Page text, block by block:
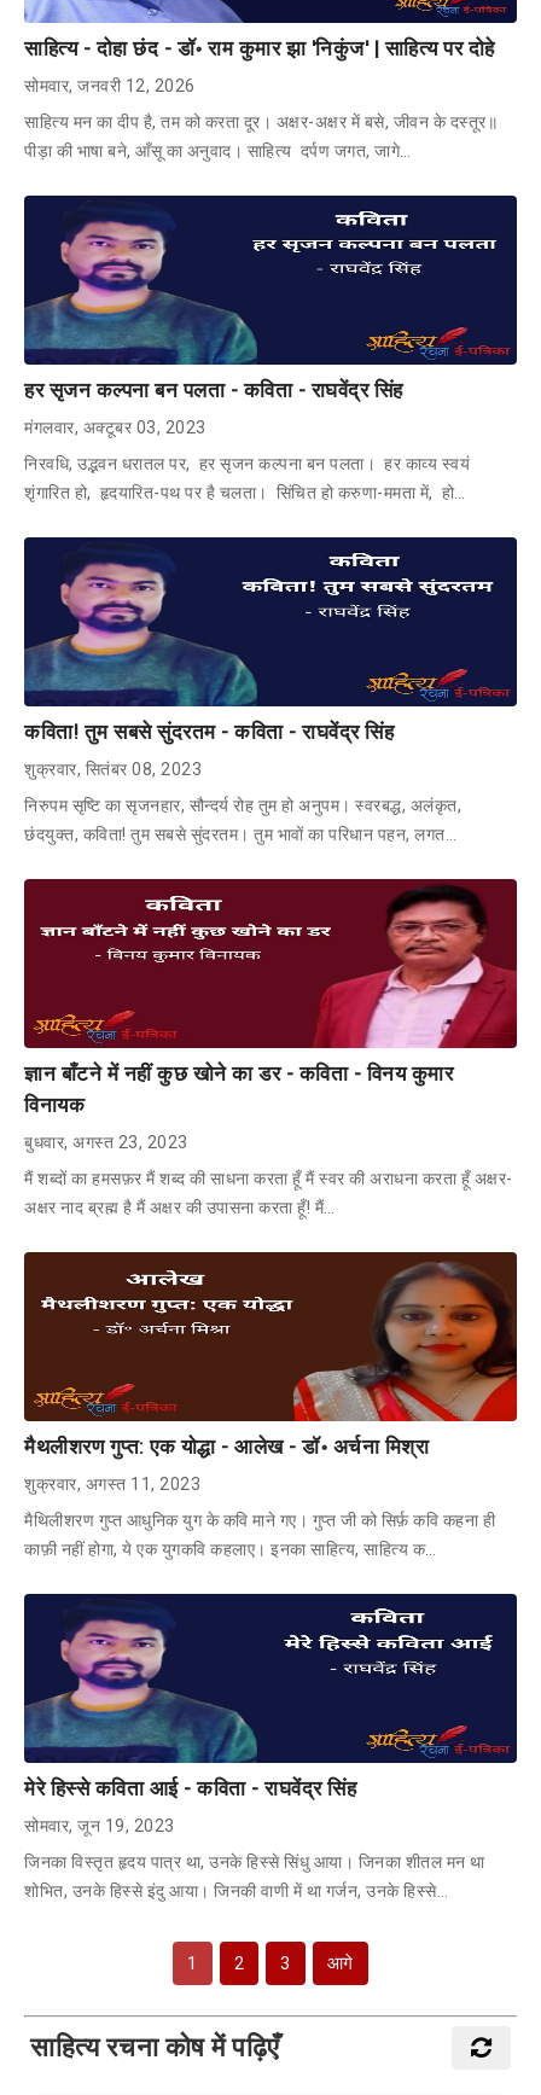
साहित्य - दोहा छंद - डॉ॰ राम कुमार झा 'निकुंज' | साहित्य पर दोहे
सोमवार, जनवरी 12, 2026
साहित्य मन का दीप है, तम को करता दूर। अक्षर-अक्षर में बसे, जीवन के दस्तूर॥
पीड़ा की भाषा बने, आँसू का अनुवाद। साहित्य दर्पण जगत, जागे…
हर सृजन कल्पना बन पलता - कविता - राघवेंद्र सिंह
मंगलवार, अक्टूबर 03, 2023
निरवधि, उद्भवन धरातल पर, हर सृजन कल्पना बन पलता। हर काव्य स्वयं
शृंगारित हो, हृदयारित-पथ पर है चलता। सिंचित हो करुणा-ममता में, हो…
कविता! तुम सबसे सुंदरतम - कविता - राघवेंद्र सिंह
शुक्रवार, सितंबर 08, 2023
निरुपम सृष्टि का सृजनहार, सौन्दर्य रोह तुम हो अनुपम। स्वरबद्ध, अलंकृत,
छंदयुक्त, कविता! तुम सबसे सुंदरतम। तुम भावों का परिधान पहन, लगत…
ज्ञान बाँटने में नहीं कुछ खोने का डर - कविता - विनय कुमार
विनायक
बुधवार, अगस्त 23, 2023
मैं शब्दों का हमसफ़र मैं शब्द की साधना करता हूँ मैं स्वर की अराधना करता हूँ अक्षर-
अक्षर नाद ब्रह्म है मैं अक्षर की उपासना करता हूँ! मैं…
मैथलीशरण गुप्त: एक योद्धा - आलेख - डॉ॰ अर्चना मिश्रा
शुक्रवार, अगस्त 11, 2023
मैथिलीशरण गुप्त आधुनिक युग के कवि माने गए। गुप्त जी को सिर्फ़ कवि कहना ही
काफ़ी नहीं होगा, ये एक युगकवि कहलाए। इनका साहित्य, साहित्य क…
मेरे हिस्से कविता आई - कविता - राघवेंद्र सिंह
सोमवार, जून 19, 2023
जिनका विस्तृत हृदय पात्र था, उनके हिस्से सिंधु आया। जिनका शीतल मन था
शोभित, उनके हिस्से इंदु आया। जिनकी वाणी में था गर्जन, उनके हिस्से…
1 2 3 आगे
साहित्य रचना कोष में पढ़िएँ